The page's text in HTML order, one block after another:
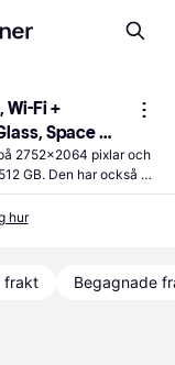
Wi-Fi +
Space
2752x2064 pixlar och
GB. Den har också en
på 12 Mp.
hur
frakt Begagnade